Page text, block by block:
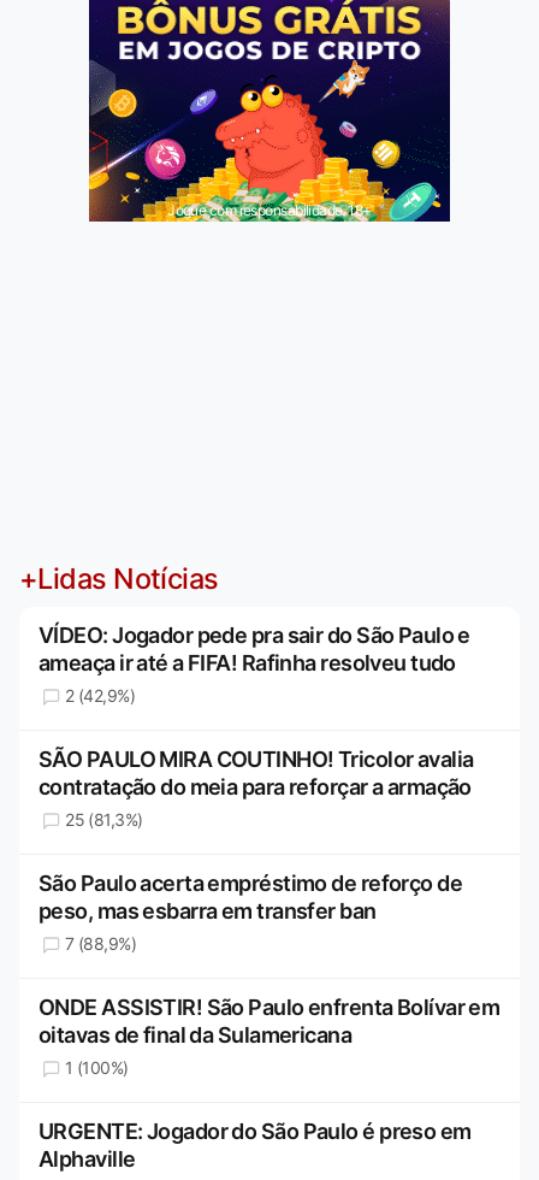
Jogue com responsabilidade. 18+
+Lidas Notícias
VÍDEO: Jogador pede pra sair do São Paulo e
ameaça ir até a FIFA! Rafinha resolveu tudo
2 (42,9%)
SÃO PAULO MIRA COUTINHO! Tricolor avalia
contratação do meia para reforçar a armação
25 (81,3%)
São Paulo acerta empréstimo de reforço de
peso, mas esbarra em transfer ban
7 (88,9%)
ONDE ASSISTIR! São Paulo enfrenta Bolívar em
oitavas de final da Sulamericana
1 (100%)
URGENTE: Jogador do São Paulo é preso em
Alphaville